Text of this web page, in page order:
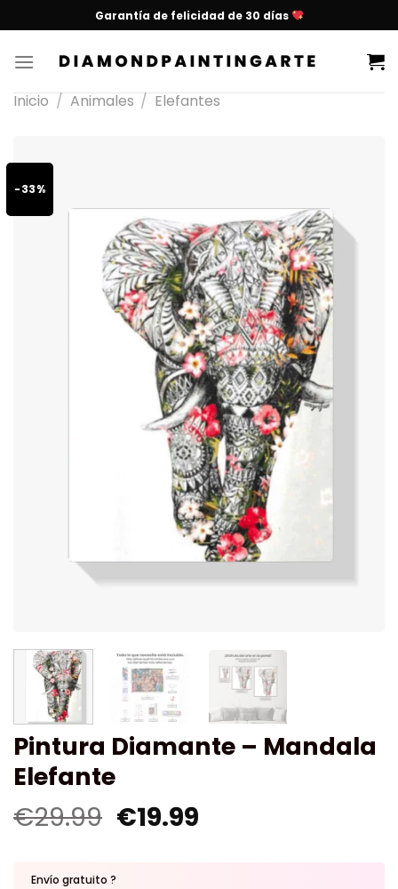
Garantía de felicidad de 30 días
Inicio / Animales / Elefantes
-33%
Pintura Diamante – Mandala
Elefante
€29.99 €19.99
Envío gratuito ?